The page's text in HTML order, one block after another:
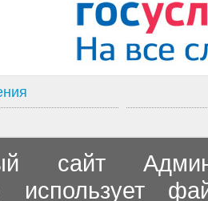
сайт
использует